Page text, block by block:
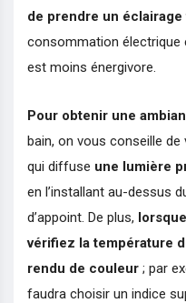
de prendre un éclairage
consommation électrique
est moins énergivore.
Pour obtenir une
bain, on vous conseille
qui diffuse une lumière
en l’installant au-dessus
d’appoint. De plus,
vérifiez la température
rendu de couleur ; par
faudra choisir un indice